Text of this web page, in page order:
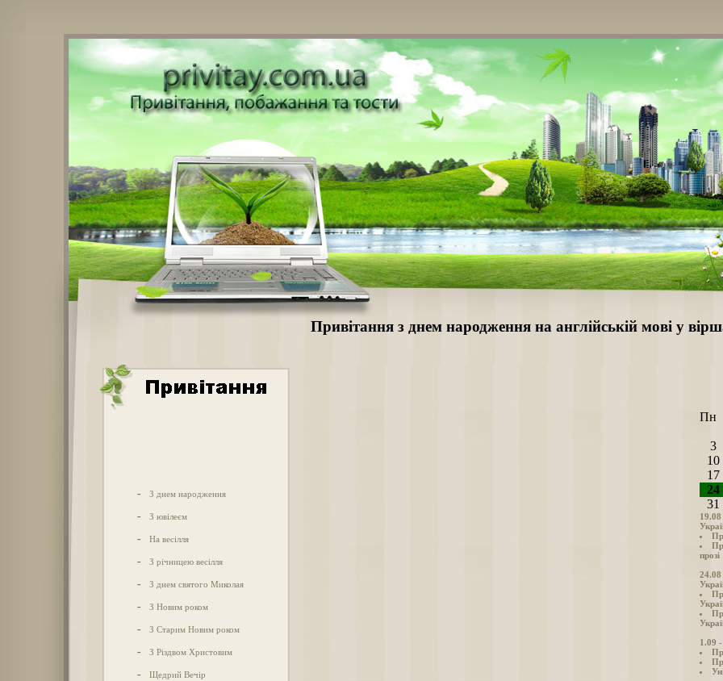
Привітання з днем народження на англійській мові у
- З днем народження
- З ювілеєм
- На весілля
- З річницею весілля
- З днем святого Миколая
- З Новим роком
- З Старим Новим роком
- З Різдвом Христовим
- Щедрий Вечір
Пн
3
10
17
24
31
прозі
24.08
1.09